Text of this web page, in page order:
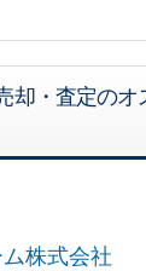
却・査定の
株式会社